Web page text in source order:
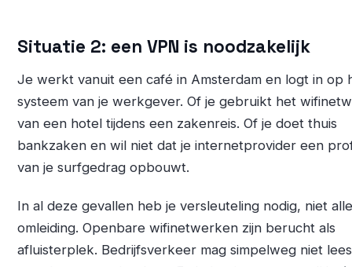
Situatie 2: een VPN is noodzakelijk
Je werkt vanuit een café in Amsterdam en logt in op
systeem van je werkgever. Of je gebruikt het
van een hotel tijdens een zakenreis. Of je doet thuis
bankzaken en wil niet dat je internetprovider een
van je surfgedrag opbouwt.
In al deze gevallen heb je versleuteling nodig, niet
omleiding. Openbare wifinetwerken zijn berucht als
afluisterplek. Bedrijfsverkeer mag simpelweg niet